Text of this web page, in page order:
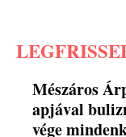
Mészáros
apjával
vége